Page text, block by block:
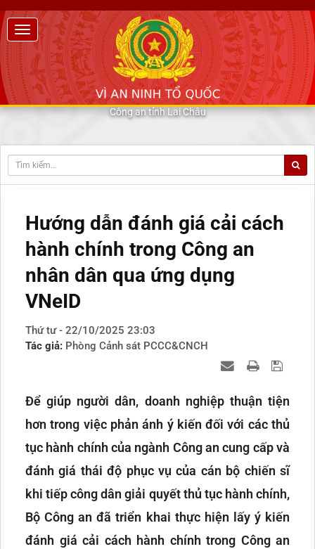
Công an tỉnh Lai Châu
Hướng dẫn đánh giá cải cách
hành chính trong Công an
nhân dân qua ứng dụng
VNeID
Thứ tư - 22/10/2025 23:03
Tác giả: Phòng Cảnh sát PCCC&CNCH
Để giúp người dân, doanh nghiệp thuận tiện
hơn trong việc phản ánh ý kiến đối với các thủ
tục hành chính của ngành Công an cung cấp và
đánh giá thái độ phục vụ của cán bộ chiến sĩ
khi tiếp công dân giải quyết thủ tục hành chính,
Bộ Công an đã triển khai thực hiện lấy ý kiến
đánh giá cải cách hành chính trong Công an